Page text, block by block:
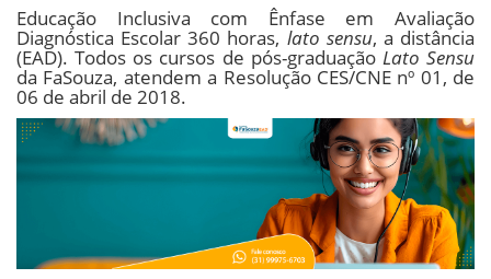
Educação Inclusiva com Ênfase em Avaliação
Diagnóstica Escolar 360 horas, lato sensu, a distância
(EAD). Todos os cursos de pós-graduação Lato Sensu
da FaSouza, atendem a Resolução CES/CNE nº 01, de
06 de abril de 2018.